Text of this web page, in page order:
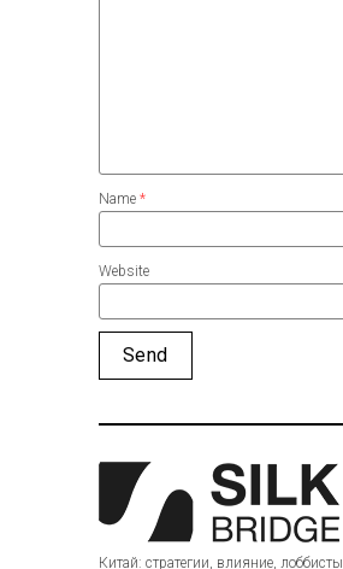
Name *
Website
Китай: стратегии, влияние, лоббисты.